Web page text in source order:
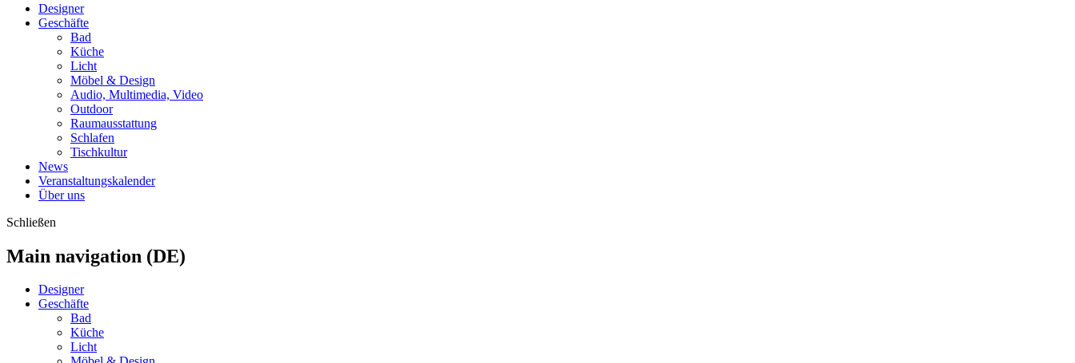
Designer
Geschäfte
Bad
Küche
Licht
Möbel & Design
Audio, Multimedia, Video
Outdoor
Raumausstattung
Schlafen
Tischkultur
News
Veranstaltungskalender
Über uns
Schließen
Main navigation (DE)
Designer
Geschäfte
Bad
Küche
Licht